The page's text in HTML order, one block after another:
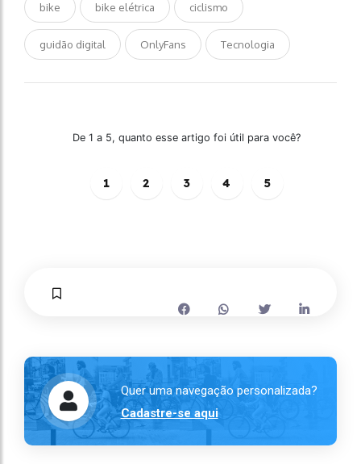
bike bike elétrica ciclismo
guidão digital OnlyFans Tecnologia
De 1 a 5, quanto esse artigo foi útil para você?
1 2 3 4 5
Quer uma navegação personalizada?
Cadastre-se aqui